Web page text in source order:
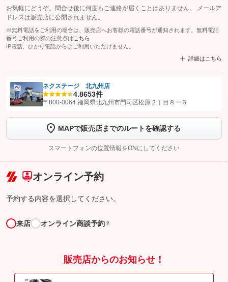
お気軽にどうぞ。問合せ後に何度もご連絡が届くことはありません。 メールア
ドレスは販売店に公開されません。
※無料電話をご利用の場合は、販売店へお客様の電話番号が通知されます。無料電話
番号ご利用の際の注意点は こちら
IP電話、ひかり電話からはご利用いただけません。
詳細はこちら
【STEP1】認証画面でグーネットを友だち追加してから「許可する」ボタンを押
トーク画面で
ボタンをタップして問い合わせを
完了してください。
こちら
ネクステージ 北九州店
4.8653件
〒800-0064 福岡県北九州市門司区松原２丁目８ー６
MAPで販売店までのルートを確認する
スマートフォンの位置情報をONにしてください
オンライン予約
予約する内容を選択してください。
来店 オンライン商談予約 ?
販売店からのお知らせ！